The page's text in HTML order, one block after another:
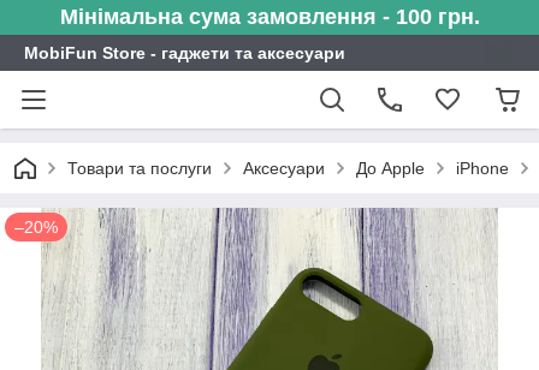
Мінімальна сума замовлення - 100 грн.
MobiFun Store - гаджети та аксесуари
Товари та послуги Аксесуари До Apple iPhone
–20%